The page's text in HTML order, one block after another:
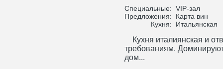
Специальные: VIP-зал
Предложения:
Карта вин
Кухня:
Итальянская
Кухня италиянская и
требованиям.
дом...